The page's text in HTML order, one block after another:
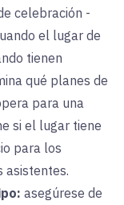
celebración -
el lugar de
tienen
qué planes de
para una
si el lugar tiene
para los
asistentes.
: asegúrese de